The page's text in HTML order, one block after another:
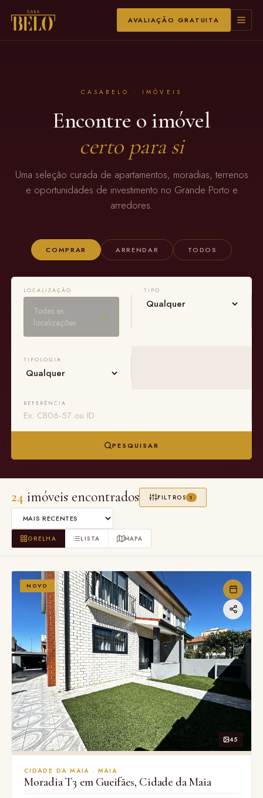
AVALIAÇÃO GRATUITA
CASABELO · IMÓVEIS
Encontre o imóvel
certo para si
Uma seleção curada de apartamentos, moradias, terrenos
e oportunidades de investimento no Grande Porto e
arredores.
COMPRAR ARRENDAR TODOS
LOCALIZAÇÃO
Todas as
localizações
TIPO
TIPOLOGIA
REFERÊNCIA
PESQUISAR
24 imóveis encontrados FILTROS 1
GRELHA LISTA MAPA
NOVO
45
CIDADE DA MAIA · MAIA
Moradia T3 em Gueifães, Cidade da Maia